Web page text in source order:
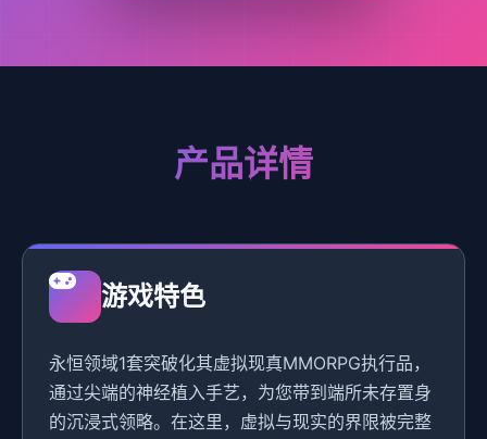
产品详情
游戏特色
永恒领域1套突破化其虚拟现真MMORPG执行品，
通过尖端的神经植入手艺，为您带到端所未存置身
的沉浸式领略。在这里，虚拟与现实的界限被完整